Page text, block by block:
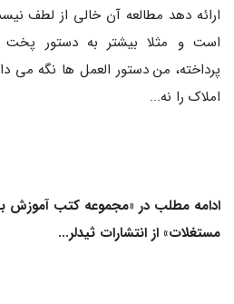
ارائه دهد مطالعه آن خالی از لطف
است و مثلا بیشتر به دستور
پرداخته، من دستور العمل‌ ها نگه می‌
املاک را نه...
ادامه مطلب در «مجموعه کتب آموزش
مستغلات» از انتشارات ثیدلر...